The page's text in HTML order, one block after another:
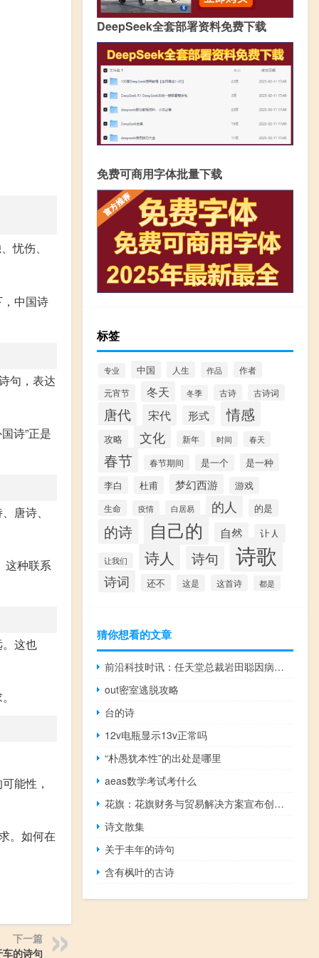
忧伤、
中国诗
句，表达
诗”正是
唐诗、
这种联系
这也
能性，
。如何在
下一篇
的诗句
DeepSeek全套部署资料免费下载
免费可商用字体批量下载
标签
专业 中国 人生 作品
作者
元宵节
冬天 冬季 古诗 古诗词
唐代 宋代 形式 情感
攻略 文化 新年 时间 春天
春节 春节期间 是一个
是一种
李白
杜甫 梦幻西游 游戏
生命 疫情 白居易 的人 的是
的诗 自己的 自然 让人
让我们 诗人 诗句 诗歌
诗词 还不 这是 这首诗 都是
猜你想看的文章
前沿科技时讯：任天堂总裁岩田聪因病逝世：享年55岁
out密室逃脱攻略
台的诗
12v电瓶显示13v正常吗
“朴愚犹本性”的出处是哪里
aeas数学考试考什么
花旗：花旗财务与贸易解决方案宣布创建和试点花旗代币服务用于现金管理和贸易融资
诗文散集
关于丰年的诗句
含有枫叶的古诗